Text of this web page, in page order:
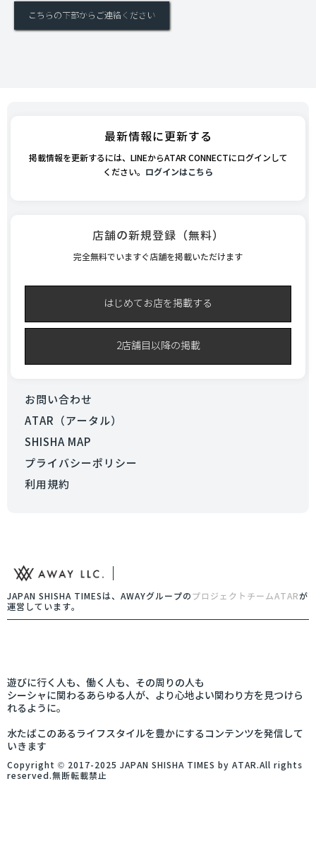
こちらの下部からご連絡ください
最新情報に更新する
掲載情報を更新するには、LINEからATAR CONNECTにログインして
ください。 ログインはこちら
店舗の新規登録（無料）
完全無料でいますぐ店舗を掲載いただけます
はじめてお店を掲載する
2店舗目以降の掲載
お問い合わせ
ATAR（アータル）
SHISHA MAP
プライバシーポリシー
利用規約
JAPAN SHISHA TIMESは、AWAYグループの プロジェクトチームATARが
運営しています。
遊びに行く人も、働く人も、その周りの人も
シーシャに関わるあらゆる人が、より心地よい関わり方を見つけら
れるように。
水たばこのあるライフスタイルを豊かにするコンテンツを発信して
いきます
Copyright © 2017-2025 JAPAN SHISHA TIMES by ATAR.All rights
reserved.無断転載禁止